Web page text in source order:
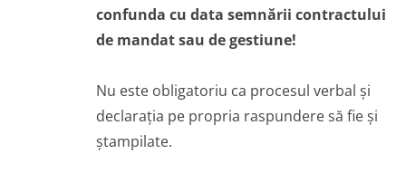
confunda cu data semnării contractului
de mandat sau de gestiune!
Nu este obligatoriu ca procesul verbal și
declarația pe propria raspundere să fie și
ștampilate.